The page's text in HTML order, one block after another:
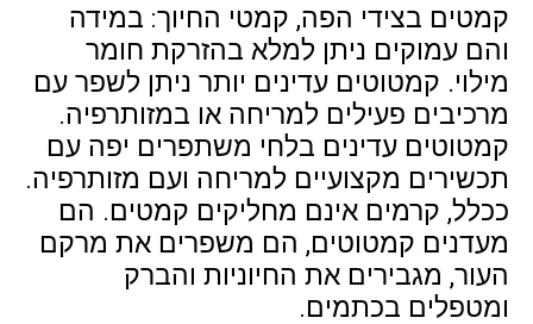
קמטים בצידי הפה, קמטי החיוך: במידה
והם עמוקים ניתן למלא בהזרקת חומר
מילוי. קמטוטים עדינים יותר ניתן לשפר עם
מרכיבים פעילים למריחה או במזותרפיה.
קמטוטים עדינים בלחי משתפרים יפה עם
תכשירים מקצועיים למריחה ועם מזותרפיה.
ככלל, קרמים אינם מחליקים קמטים. הם
מעדנים קמטוטים, הם משפרים את מרקם
העור, מגבירים את החיוניות והברק
ומטפלים בכתמים.